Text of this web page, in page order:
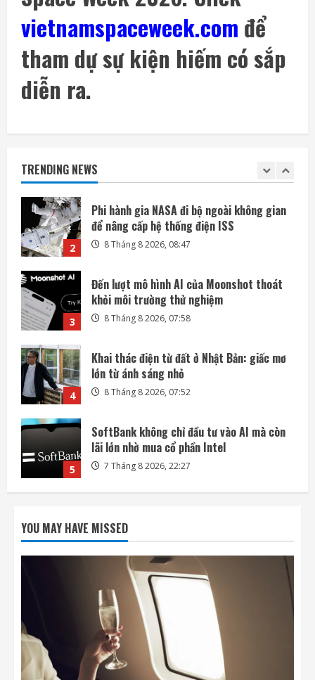
vietnamspaceweek.com để
tham dự sự kiện hiếm có sắp
diễn ra.
TRENDING NEWS
5
lãi lớn nhờ mua cổ phần Intel
7 Tháng 8 2026, 22:27
1
Mỗi ngày có thêm 1.200 triệu phú, nước
Mỹ giàu lên hay chỉ người giàu càng giàu?
2
Phi hành gia NASA đi bộ ngoài không gian
3
Đến lượt mô hình AI của Moonshot thoát
khỏi môi trường thử nghiệm
8 Tháng 8 2026, 07:58
4
Khai thác điện từ đất ở Nhật Bản: giấc mơ
lớn từ ánh sáng nhỏ
8 Tháng 8 2026, 07:52
5
SoftBank không chỉ đầu tư vào AI mà còn
lãi lớn nhờ mua cổ phần Intel
7 Tháng 8 2026, 22:27
1
Mỗi ngày có thêm 1.200 triệu phú, nước
Mỹ giàu lên hay chỉ người giàu càng giàu?
8 Tháng 8 2026, 08:55
2
để nâng cấp hệ thống điện ISS
8 Tháng 8 2026, 08:47
Đến lượt mô hình AI của Moonshot thoát
khỏi môi trường thử nghiệm
8 Tháng 8 2026, 07:58
Khai thác điện từ đất ở Nhật Bản: giấc mơ
lớn từ ánh sáng nhỏ
YOU MAY HAVE MISSED